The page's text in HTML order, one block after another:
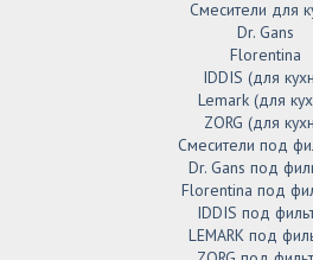
Смесители для
Dr. Gans
Florentina
IDDIS (для
Lemark (для
ZORG (для
Смесители под
Dr. Gans под
Florentina под
IDDIS под
LEMARK под